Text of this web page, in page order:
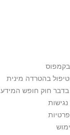
בקמפוס
בהטרדה מינית
בדבר חוק חופש המידע